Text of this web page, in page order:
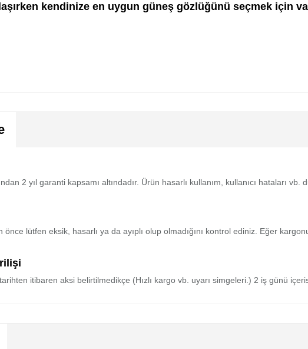
kendinize en uygun güneş gözlüğünü seçmek için
2 yıl garanti kapsamı altındadır. Ürün hasarlı kullanım, kullanıcı hataları
lütfen eksik, hasarlı ya da ayıplı olup olmadığını kontrol ediniz. Eğer
itibaren aksi belirtilmedikçe (Hızlı kargo vb. uyarı simgeleri.) 2 iş günü